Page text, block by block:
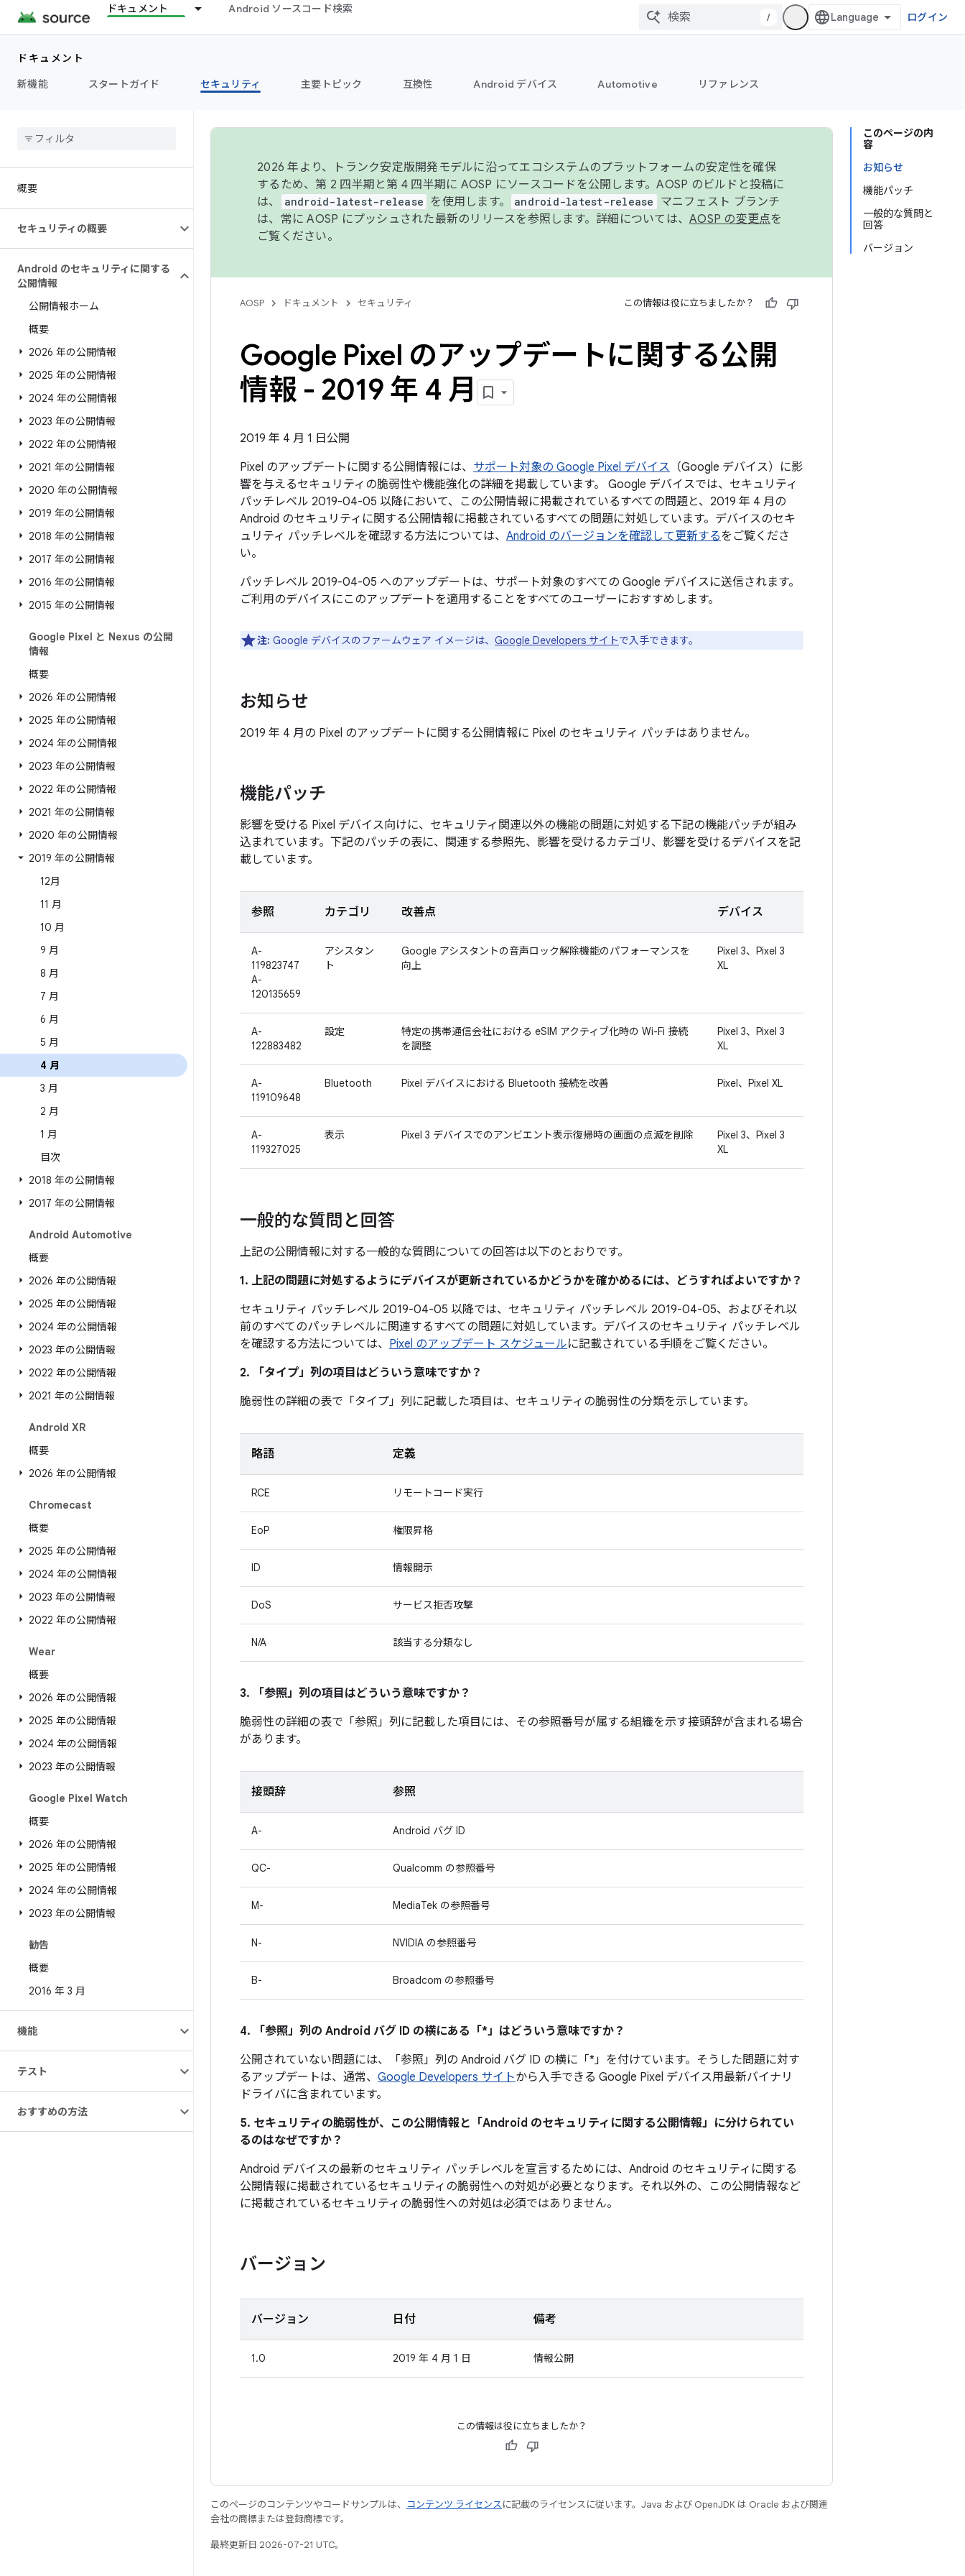
ドキュメント Android ソースコード検索
/ ログイン
ドキュメント
新機能
スタートガイド セキュリティ 主要トピック 互換性 Android デバイス Automotive リファレンス
概要
セキュリティの概要
Android のセキュリティに関する
公開情報
公開情報ホーム
概要
2026 年の公開情報
2025 年の公開情報
2024 年の公開情報
2023 年の公開情報
2022 年の公開情報
2021 年の公開情報
2020 年の公開情報
2019 年の公開情報
2018 年の公開情報
2017 年の公開情報
2016 年の公開情報
2015 年の公開情報
Google Pixel と Nexus の公開
情報
概要
2026 年の公開情報
2025 年の公開情報
2024 年の公開情報
2023 年の公開情報
2022 年の公開情報
2021 年の公開情報
2020 年の公開情報
2019 年の公開情報
12月
11 月
10 月
9 月
8 月
7 月
6 月
5 月
4 月
3 月
2 月
1 月
目次
2018 年の公開情報
2017 年の公開情報
Android Automotive
概要
2026 年の公開情報
2025 年の公開情報
2024 年の公開情報
2023 年の公開情報
2022 年の公開情報
2021 年の公開情報
Android XR
概要
2026 年の公開情報
Chromecast
概要
2025 年の公開情報
2024 年の公開情報
2023 年の公開情報
2022 年の公開情報
Wear
概要
2026 年の公開情報
2025 年の公開情報
2024 年の公開情報
2023 年の公開情報
Google Pixel Watch
概要
2026 年の公開情報
2025 年の公開情報
2024 年の公開情報
2023 年の公開情報
勧告
概要
2016 年 3 月
機能
テスト
おすすめの方法
このページの内
容
お知らせ
機能パッチ
一般的な質問と
回答
バージョン
2026 年より、トランク安定版開発モデルに沿ってエコシステムのプラットフォームの安定性を確保
するため、第 2 四半期と第 4 四半期に AOSP にソースコードを公開します。AOSP のビルドと投稿に
は、
android-latest-release を使用します。 android-latest-release
マニフェスト ブランチ
は、常に AOSP にプッシュされた最新のリリースを参照します。詳細については、 AOSP の変更点を
ご覧ください。
AOSP ドキュメント セキュリティ この情報は役に立ちましたか？
Google Pixel のアップデートに関する公開
情報 - 2019 年 4 月
2019 年 4 月 1 日公開
Pixel のアップデートに関する公開情報には、 サポート対象の Google Pixel デバイス （Google デバイス）に影
響を与えるセキュリティの脆弱性や機能強化の詳細を掲載しています。 Google デバイスでは、セキュリティ
パッチレベル 2019-04-05 以降において、この公開情報に掲載されているすべての問題と、2019 年 4 月の
Android のセキュリティに関する公開情報に掲載されているすべての問題に対処しています。デバイスのセキ
ュリティ パッチレベルを確認する方法については、 Android のバージョンを確認して更新するをご覧くださ
い。
パッチレベル 2019-04-05 へのアップデートは、サポート対象のすべての Google デバイスに送信されます。
ご利用のデバイスにこのアップデートを適用することをすべてのユーザーにおすすめします。
注: Google デバイスのファームウェア イメージは、 Google Developers サイトで入手できます。
お知らせ
2019 年 4 月の Pixel のアップデートに関する公開情報に Pixel のセキュリティ パッチはありません。
機能パッチ
影響を受ける Pixel デバイス向けに、セキュリティ関連以外の機能の問題に対処する下記の機能パッチが組み
込まれています。下記のパッチの表に、関連する参照先、影響を受けるカテゴリ、影響を受けるデバイスを記
載しています。
参照 カテゴリ 改善点 デバイス
A-
119823747
A-
120135659
アシスタン
ト
Google アシスタントの音声ロック解除機能のパフォーマンスを
向上
Pixel 3、Pixel 3
XL
A-
122883482
設定
特定の携帯通信会社における eSIM アクティブ化時の Wi-Fi 接続
を調整
Pixel 3、Pixel 3
XL
A-
119109648
Bluetooth Pixel デバイスにおける Bluetooth 接続を改善 Pixel、Pixel XL
A-
119327025
表示 Pixel 3 デバイスでのアンビエント表示復帰時の画面の点滅を削除
Pixel 3、Pixel 3
XL
一般的な質問と回答
上記の公開情報に対する一般的な質問についての回答は以下のとおりです。
1. 上記の問題に対処するようにデバイスが更新されているかどうかを確かめるには、どうすればよいですか？
セキュリティ パッチレベル 2019-04-05 以降では、セキュリティ パッチレベル 2019-04-05、およびそれ以
前のすべてのパッチレベルに関連するすべての問題に対処しています。デバイスのセキュリティ パッチレベル
を確認する方法については、 Pixel のアップデート スケジュールに記載されている手順をご覧ください。
2. 「タイプ」 列の項目はどういう意味ですか？
脆弱性の詳細の表で「タイプ」 列に記載した項目は、セキュリティの脆弱性の分類を示しています。
略語 定義
RCE リモートコード実行
EoP 権限昇格
ID 情報開示
DoS サービス拒否攻撃
N/A 該当する分類なし
3. 「参照」 列の項目はどういう意味ですか？
脆弱性の詳細の表で「参照」列に記載した項目には、その参照番号が属する組織を示す接頭辞が含まれる場合
があります。
接頭辞 参照
A- Android バグ ID
QC- Qualcomm の参照番号
M- MediaTek の参照番号
N- NVIDIA の参照番号
B- Broadcom の参照番号
4. 「参照」 列の Android バグ ID の横にある「*」はどういう意味ですか？
公開されていない問題には、「参照」 列の Android バグ ID の横に「*」を付けています。そうした問題に対す
るアップデートは、通常、 Google Developers サイトから入手できる Google Pixel デバイス用最新バイナリ
ドライバに含まれています。
5. セキュリティの脆弱性が、この公開情報と「Android のセキュリティに関する公開情報」に分けられてい
るのはなぜですか？
Android デバイスの最新のセキュリティ パッチレベルを宣言するためには、Android のセキュリティに関する
公開情報に掲載されているセキュリティの脆弱性への対処が必要となります。それ以外の、この公開情報など
に掲載されているセキュリティの脆弱性への対処は必須ではありません。
バージョン
バージョン 日付 備考
1.0 2019 年 4 月 1 日 情報公開
この情報は役に立ちましたか？
このページのコンテンツやコードサンプルは、 コンテンツ ライセンスに記載のライセンスに従います。Java および OpenJDK は Oracle および関連
会社の商標または登録商標です。
最終更新日 2026-07-21 UTC。